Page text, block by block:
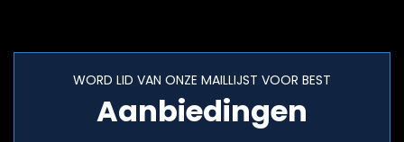
WORD LID VAN ONZE MAILLIJST VOOR BEST
Aanbiedingen